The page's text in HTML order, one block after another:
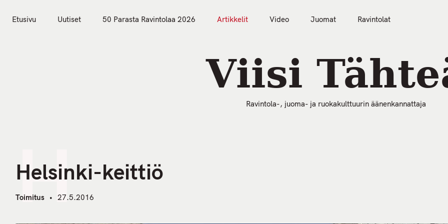
Etusivu Uutiset 50 Parasta Ravintolaa 2026 Artikkelit Video Juomat Ravintolat
Viisi
Ravintola-, juoma- ja ruokakulttuurin äänenkannattaja
H
Helsinki-keittiö
Toimitus 27.5.2016